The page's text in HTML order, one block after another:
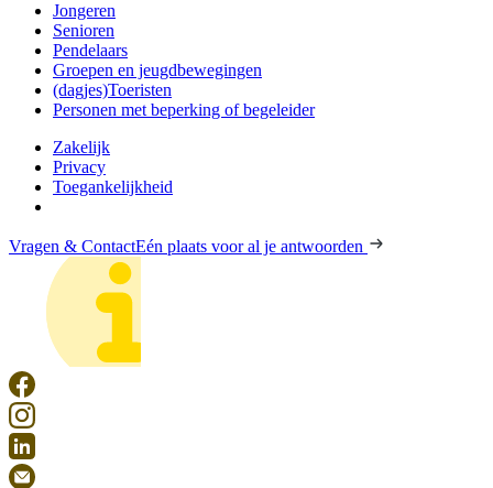
Jongeren
Senioren
Pendelaars
Groepen en jeugdbewegingen
(dagjes)Toeristen
Personen met beperking of begeleider
Zakelijk
Privacy
Toegankelijkheid
Vragen & ContactEén plaats voor al je antwoorden